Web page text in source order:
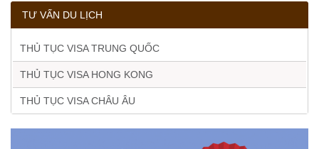
TƯ VẤN DU LỊCH
THỦ TỤC VISA TRUNG QUỐC
THỦ TỤC VISA HONG KONG
THỦ TỤC VISA CHÂU ÂU